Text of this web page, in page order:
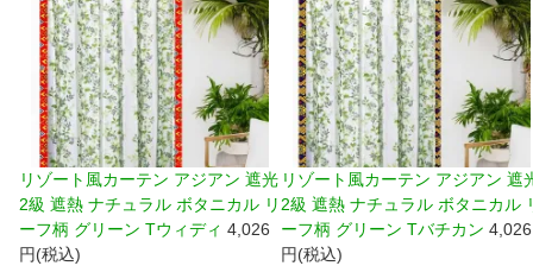
リゾート風カーテン アジアン 遮光
2級 遮熱 ナチュラル ボタニカル リ
ーフ柄 グリーン Tウィディ 4,026
円(税込)
リゾート風カーテン アジアン 遮
2級 遮熱 ナチュラル ボタニカル
ーフ柄 グリーン Tバチカン 4,026
円(税込)